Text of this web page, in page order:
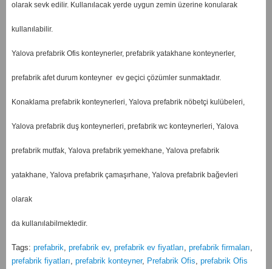
olarak sevk edilir. Kullanılacak yerde uygun zemin üzerine konularak
kullanılabilir.
Yalova prefabrik Ofis konteynerler, prefabrik yatakhane konteynerler,
prefabrik afet durum konteyner ev geçici çözümler sunmaktadır.
Konaklama prefabrik konteynerleri, Yalova prefabrik nöbetçi kulübeleri,
Yalova prefabrik duş konteynerleri, prefabrik wc konteynerleri, Yalova
prefabrik mutfak, Yalova prefabrik yemekhane, Yalova prefabrik
yatakhane, Yalova prefabrik çamaşırhane, Yalova prefabrik bağevleri
olarak
da kullanılabilmektedir.
Tags: prefabrik, prefabrik ev, prefabrik ev fiyatları, prefabrik firmaları,
prefabrik fiyatları, prefabrik konteyner, Prefabrik Ofis, prefabrik Ofis